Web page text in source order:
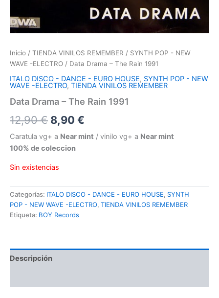
Inicio / TIENDA VINILOS REMEMBER / SYNTH POP - NEW
WAVE -ELECTRO / Data Drama – The Rain 1991
ITALO DISCO - DANCE - EURO HOUSE, SYNTH POP - NEW
WAVE -ELECTRO, TIENDA VINILOS REMEMBER
Data Drama – The Rain 1991
12,90€ El
precio
original
era:
12,90 €.
8,90 €
precio
8,90 €.
Caratula vg+ a Near mint / vinilo vg+ a Near mint
100% de coleccion
Sin existencias
Categorías: ITALO DISCO - DANCE - EURO HOUSE, SYNTH
POP - NEW WAVE -ELECTRO, TIENDA VINILOS REMEMBER
Etiqueta: BOY Records
Descripción